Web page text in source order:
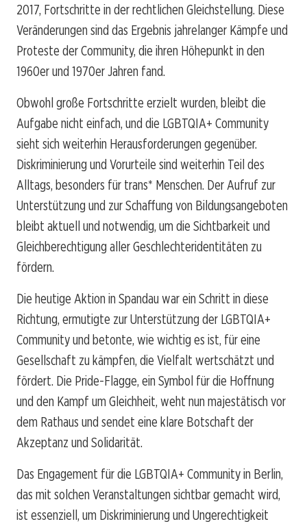
2017, Fortschritte in der rechtlichen Gleichstellung. Diese
Veränderungen sind das Ergebnis jahrelanger Kämpfe und
Proteste der Community, die ihren Höhepunkt in den
1960er und 1970er Jahren fand.
Obwohl große Fortschritte erzielt wurden, bleibt die
Aufgabe nicht einfach, und die LGBTQIA+ Community
sieht sich weiterhin Herausforderungen gegenüber.
Diskriminierung und Vorurteile sind weiterhin Teil des
Alltags, besonders für trans* Menschen. Der Aufruf zur
Unterstützung und zur Schaffung von Bildungsangeboten
bleibt aktuell und notwendig, um die Sichtbarkeit und
Gleichberechtigung aller Geschlechteridentitäten zu
fördern.
Die heutige Aktion in Spandau war ein Schritt in diese
Richtung, ermutigte zur Unterstützung der LGBTQIA+
Community und betonte, wie wichtig es ist, für eine
Gesellschaft zu kämpfen, die Vielfalt wertschätzt und
fördert. Die Pride-Flagge, ein Symbol für die Hoffnung
und den Kampf um Gleichheit, weht nun majestätisch vor
dem Rathaus und sendet eine klare Botschaft der
Akzeptanz und Solidarität.
Das Engagement für die LGBTQIA+ Community in Berlin,
das mit solchen Veranstaltungen sichtbar gemacht wird,
ist essenziell, um Diskriminierung und Ungerechtigkeit